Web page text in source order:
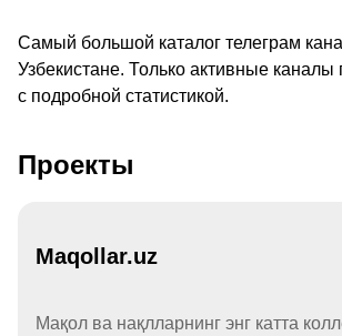
Самый большой каталог телеграм
Узбекистане. Только активные каналы
с подробной статистикой.
Проекты
Maqollar.uz
Мақол ва нақлларнинг энг катта